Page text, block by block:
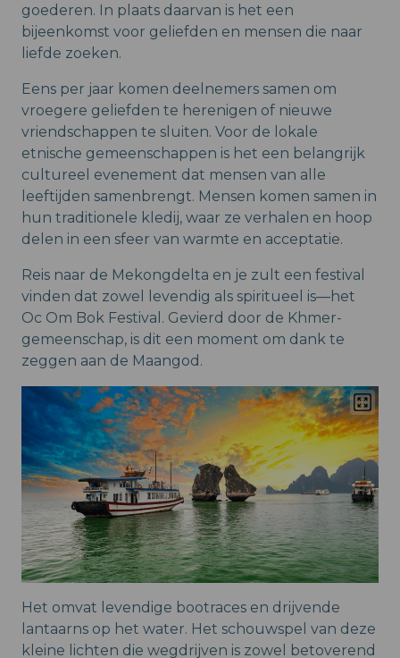
goederen. In plaats daarvan is het een
bijeenkomst voor geliefden en mensen die naar
liefde zoeken.
Eens per jaar komen deelnemers samen om
vroegere geliefden te herenigen of nieuwe
vriendschappen te sluiten. Voor de lokale
etnische gemeenschappen is het een belangrijk
cultureel evenement dat mensen van alle
leeftijden samenbrengt. Mensen komen samen in
hun traditionele kledij, waar ze verhalen en hoop
delen in een sfeer van warmte en acceptatie.
Reis naar de Mekongdelta en je zult een festival
vinden dat zowel levendig als spiritueel is—het
Oc Om Bok Festival. Gevierd door de Khmer-
gemeenschap, is dit een moment om dank te
zeggen aan de Maangod.
Het omvat levendige bootraces en drijvende
lantaarns op het water. Het schouwspel van deze
kleine lichten die wegdrijven is zowel betoverend